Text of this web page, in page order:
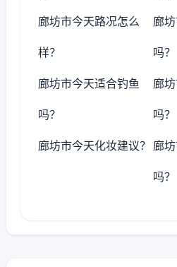
廊坊市今天路况怎么
样？
廊
吗？
廊坊市今天适合钓鱼
吗？
廊
吗？
廊坊市今天化妆建议？ 廊
吗？